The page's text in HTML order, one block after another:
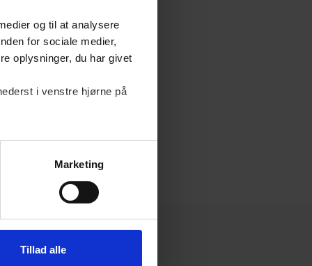
og til at analysere
for sociale medier,
oplysninger, du har givet
i venstre hjørne på
Marketing
Tillad alle